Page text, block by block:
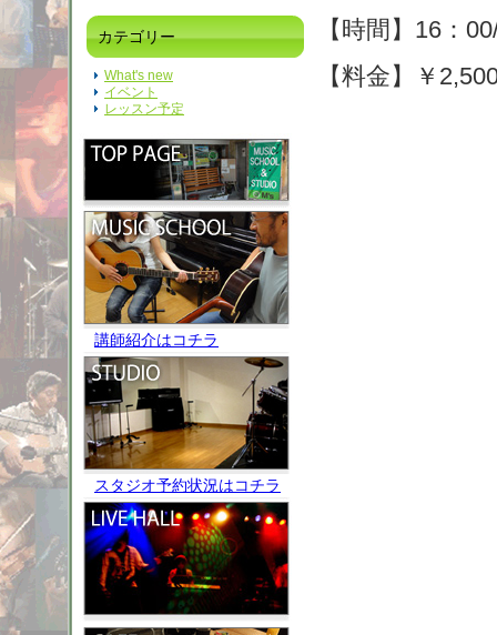
カテゴリー
What's new
イベント
レッスン予定
講師紹介はコチラ
スタジオ予約状況はコチラ
【時間】16：
【料金】￥